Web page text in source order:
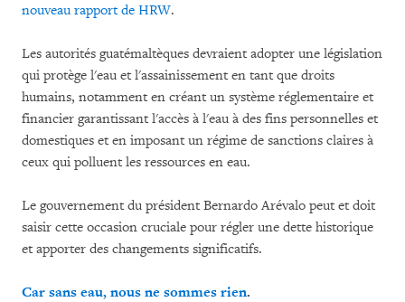
nouveau rapport de HRW.
Les autorités guatémaltèques devraient adopter une législation
qui protège l'eau et l'assainissement en tant que droits
humains, notamment en créant un système réglementaire et
financier garantissant l'accès à l'eau à des fins personnelles et
domestiques et en imposant un régime de sanctions claires à
ceux qui polluent les ressources en eau.
Le gouvernement du président Bernardo Arévalo peut et doit
saisir cette occasion cruciale pour régler une dette historique
et apporter des changements significatifs.
Car sans eau, nous ne sommes rien.